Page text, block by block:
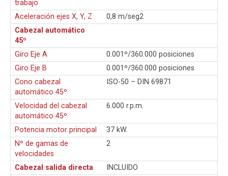
trabajo
Aceleración ejes X, Y, Z
0,8 m/seg2
Cabezal automático
45º
Giro Eje A
0.001º/360.000 posiciones
Giro Eje B
0.001º/360.000 posiciones
Cono cabezal
automático 45º
ISO-50 – DIN 69871
Velocidad del cabezal
automático 45º
6.000 r.p.m.
Potencia motor principal
37 kW.
Nº de gamas de
velocidades
2
Cabezal salida directa
INCLUIDO